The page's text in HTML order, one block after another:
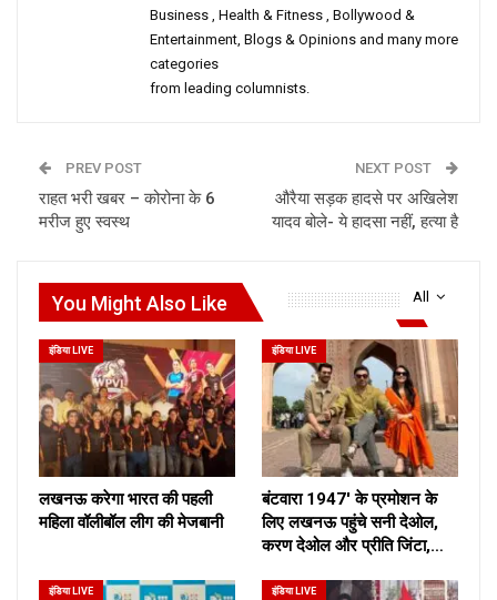
Business , Health & Fitness , Bollywood &
Entertainment, Blogs & Opinions and many more
categories
from leading columnists.
PREV POST
राहत भरी खबर – कोरोना के 6
मरीज हुए स्वस्थ
NEXT POST
औरैया सड़क हादसे पर अखिलेश
यादव बोले- ये हादसा नहीं, हत्या है
All
You Might Also Like
इंडिया LIVE
लखनऊ करेगा भारत की पहली
महिला वॉलीबॉल लीग की मेजबानी
इंडिया LIVE
बंटवारा 1947′ के प्रमोशन के
लिए लखनऊ पहुंचे सनी देओल,
करण देओल और प्रीति जिंटा,…
इंडिया LIVE इंडिया LIVE